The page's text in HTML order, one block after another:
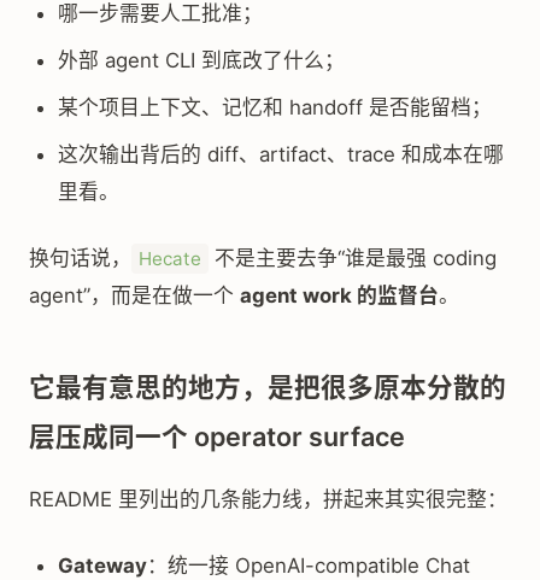
哪一步需要人工批准；
外部 agent CLI 到底改了什么；
某个项目上下文、记忆和 handoff 是否能留档；
这次输出背后的 diff、artifact、trace 和成本在哪
里看。
换句话说， Hecate
不是主要去争“谁是最强 coding
agent”，而是在做一个 agent work 的监督台。
它最有意思的地方，是把很多原本分散的
层压成同一个 operator surface
README 里列出的几条能力线，拼起来其实很完整：
Gateway：统一接 OpenAI-compatible Chat